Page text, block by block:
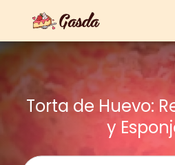
Torta de Huevo:
y